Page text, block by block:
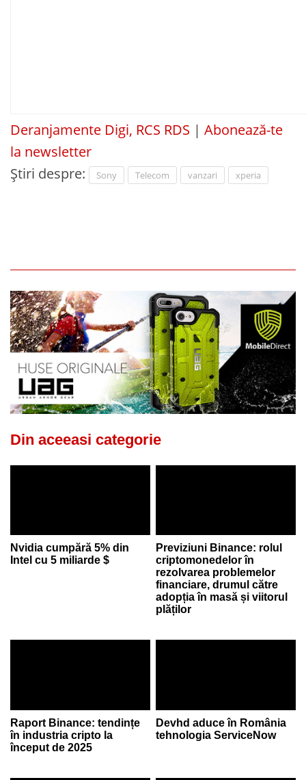
Deranjamente Digi, RCS RDS | Abonează-te
la newsletter
Știri despre:
Sony Telecom vanzari xperia
Din aceeasi categorie
Nvidia cumpără 5% din
Intel cu 5 miliarde $
Previziuni Binance: rolul
criptomonedelor în
rezolvarea problemelor
financiare, drumul către
adopția în masă și viitorul
plăților
Raport Binance: tendințe
în industria cripto la
început de 2025
Devhd aduce în România
tehnologia ServiceNow